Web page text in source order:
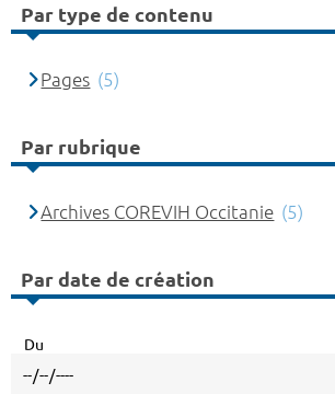
Par type de contenu
Pages (5)
Par rubrique
Archives COREVIH Occitanie (5)
Par date de création
Du